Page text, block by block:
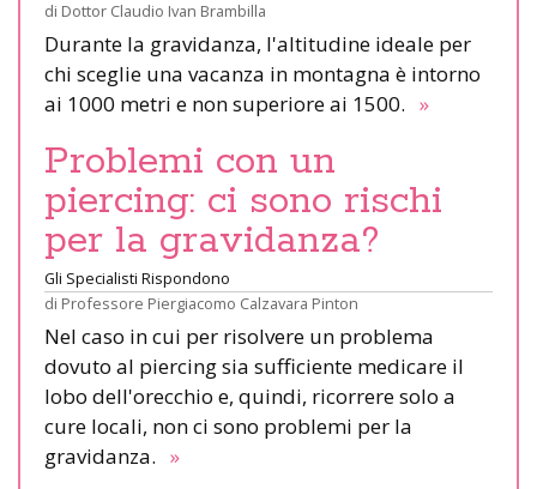
di Dottor Claudio Ivan Brambilla
Durante la gravidanza, l'altitudine ideale per
chi sceglie una vacanza in montagna è intorno
ai 1000 metri e non superiore ai 1500. »
Problemi con un
piercing: ci sono rischi
per la gravidanza?
Gli Specialisti Rispondono
di Professore Piergiacomo Calzavara Pinton
Nel caso in cui per risolvere un problema
dovuto al piercing sia sufficiente medicare il
lobo dell'orecchio e, quindi, ricorrere solo a
cure locali, non ci sono problemi per la
gravidanza. »